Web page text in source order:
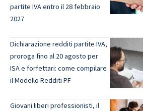
partite IVA entro il 28 febbraio
2027
Dichiarazione redditi partite IVA,
proroga fino al 20 agosto per
ISA e forfettari: come compilare
il Modello Redditi PF
Giovani liberi professionisti, il